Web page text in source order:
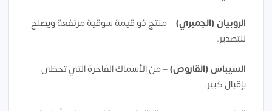
الروبيان (الجمبري)– منتج ذو قيمة سوقية مرتفعة ويصلح
للتصدير.
السيباس (القاروص)– من الأسماك الفاخرة التي تحظى
بإقبال كبير.